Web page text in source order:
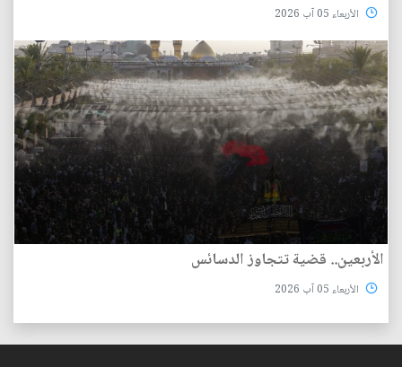
الأربعاء 05 آب 2026
الأربعين.. قضية تتجاوز الدسائس
الأربعاء 05 آب 2026